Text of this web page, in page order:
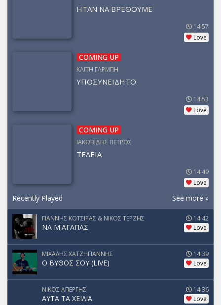
ΗΤΑΝ ΝΑ ΒΡΕΘΟΥΜΕ
14:57
Love
COMING UP
ΚΑΙΤΗ ΓΑΡΜΠΗ
ΥΠΟΣΥΝΕΙΔΗΤΟ
14:53
Love
COMING UP
ΙΑΚΩΒΙΔΗΣ ΠΕΤΡΟΣ
ΤΕΛΕΙΑ
14:49
Love
Recently Played See more »
ΓΙΑΝΝΗΣ ΚΟΤΣΙΡΑΣ & ΝΙΚΟΣ ΤΕΡΖΗΣ
ΝΑ Μ'ΑΓΑΠΑΣ
14:42
Love
ΜΙΧΑΛΗΣ ΧΑΤΖΗΓΙΑΝΝΗΣ
Ο ΒΥΘΟΣ ΣΟΥ (LIVE)
14:39
Love
ΝΙΚΟΣ ΑΠΕΡΓΗΣ
ΑΥΤΑ ΤΑ ΧΕΙΛΙΑ
14:36
Love